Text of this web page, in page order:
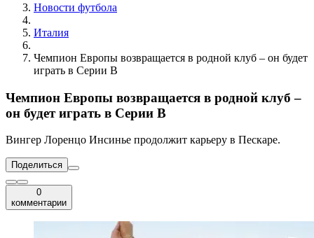
Новости футбола
Италия
Чемпион Европы возвращается в родной клуб – он будет
играть в Серии В
Чемпион Европы возвращается в родной клуб –
он будет играть в Серии В
Вингер Лоренцо Инсинье продолжит карьеру в Пескаре.
Поделиться
0
комментарии